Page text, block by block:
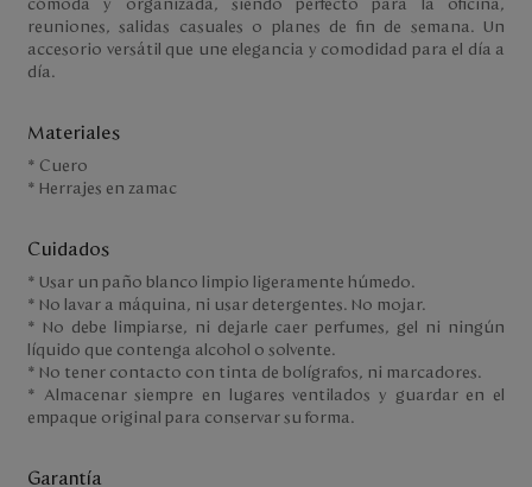
cómoda y organizada, siendo perfecto para la oficina,
reuniones, salidas casuales o planes de fin de semana. Un
accesorio versátil que une elegancia y comodidad para el día a
día.
Materiales
* Cuero
* Herrajes en zamac
Cuidados
* Usar un paño blanco limpio ligeramente húmedo.
* No lavar a máquina, ni usar detergentes. No mojar.
* No debe limpiarse, ni dejarle caer perfumes, gel ni ningún
líquido que contenga alcohol o solvente.
* No tener contacto con tinta de bolígrafos, ni marcadores.
* Almacenar siempre en lugares ventilados y guardar en el
empaque original para conservar su forma.
Garantía